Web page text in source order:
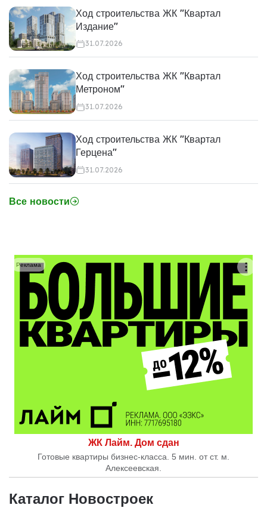
Ход строительства ЖК "Квартал
Издание"
31.07.2026
Ход строительства ЖК "Квартал
Метроном"
31.07.2026
Ход строительства ЖК "Квартал
Герцена"
31.07.2026
Все новости
ЖК Лайм. Дом сдан
Готовые квартиры бизнес-класса. 5 мин. от ст. м.
Алексеевская.
Реклама
Каталог Новостроек